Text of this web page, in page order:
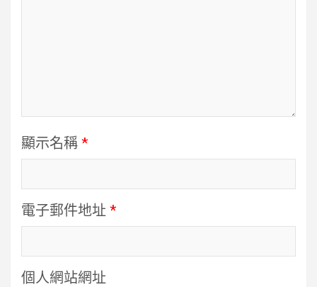
顯示名稱 *
電子郵件地址 *
個人網站網址